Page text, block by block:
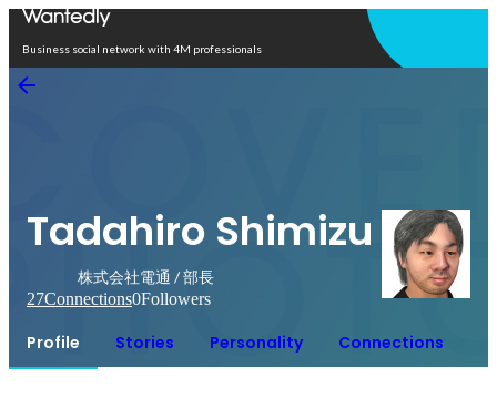
Business social network with 4M professionals
Tadahiro Shimizu
株式会社電通 / 部長
27Connections0Followers
Profile Stories Personality Connections